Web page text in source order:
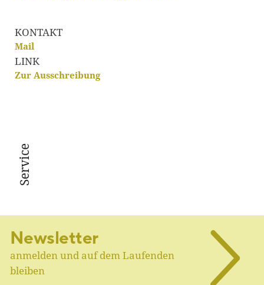
KONTAKT
Mail
LINK
Zur Ausschreibung
Service
Newsletter
anmelden und auf dem Laufenden
bleiben